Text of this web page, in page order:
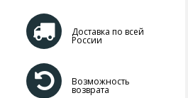
Доставка по всей
России
Возможность
возврата